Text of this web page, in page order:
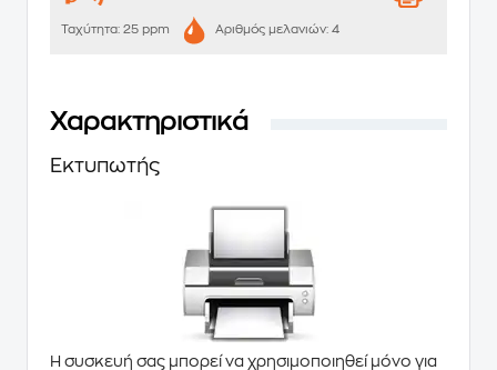
Ταχύτητα: 25 ppm Αριθμός μελανιών: 4
Χαρακτηριστικά
Εκτυπωτής
Η συσκευή σας μπορεί να χρησιμοποιηθεί μόνο για